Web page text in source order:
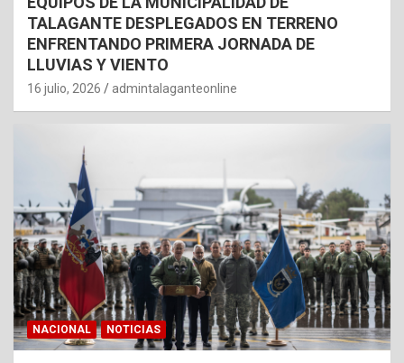
TALAGANTE DESPLEGADOS EN TERRENO
ENFRENTANDO PRIMERA JORNADA DE
LLUVIAS Y VIENTO
16 julio, 2026 admintalaganteonline
NACIONAL NOTICIAS